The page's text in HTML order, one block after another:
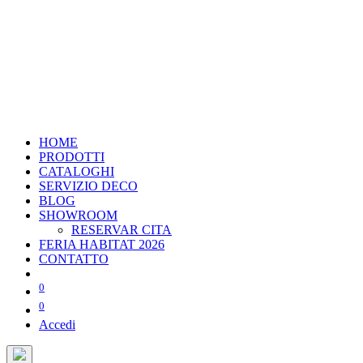
HOME
PRODOTTI
CATALOGHI
SERVIZIO DECO
BLOG
SHOWROOM
RESERVAR CITA
FERIA HABITAT 2026
CONTATTO
0
0
Accedi